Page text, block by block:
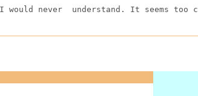
never  understand. It seems